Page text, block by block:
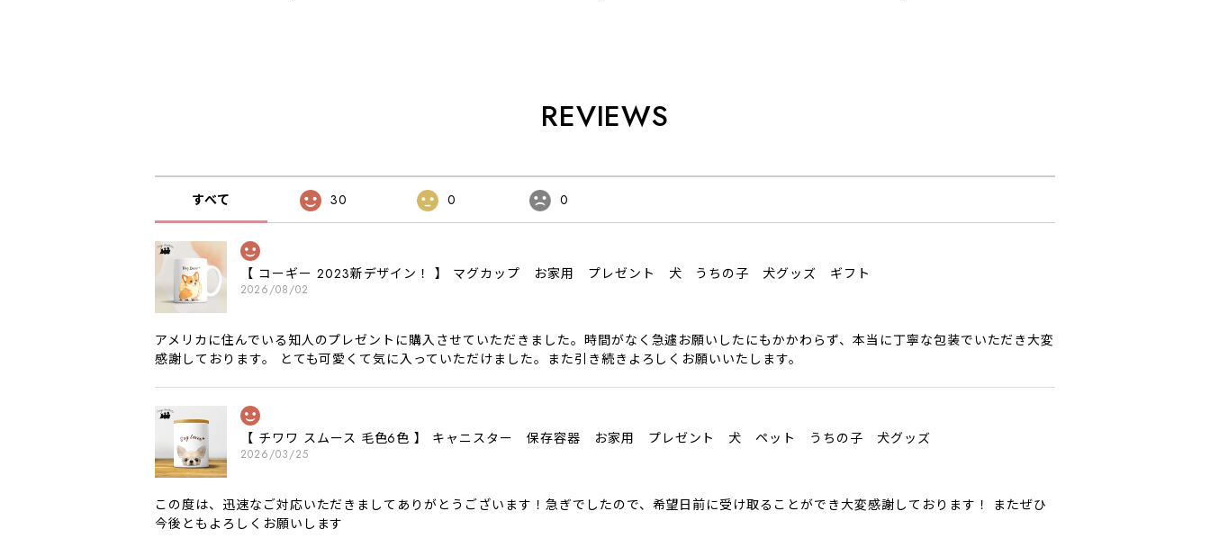
REVIEWS
すべて 30 0 0
【 コーギー 2023新デザイン！ 】 マグカップ お家用 プレゼント 犬 うちの子 犬グッズ ギフト
2026/08/02
アメリカに住んでいる知人のプレゼントに購入させていただきました。時間がなく急遽お願いしたにもかかわらず、本当に丁寧な包装でいただき大変
感謝しております。 とても可愛くて気に入っていただけました。また引き続きよろしくお願いいたします。
【 チワワ スムース 毛色6色 】 キャニスター 保存容器 お家用 プレゼント 犬 ペット うちの子 犬グッズ
2026/03/25
この度は、迅速なご対応いただきましてありがとうございます！急ぎでしたので、希望日前に受け取ることができ大変感謝しております！ またぜひ
今後ともよろしくお願いします